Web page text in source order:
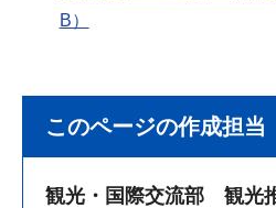
B）
このページの作成担当
観光・国際交流部 観光